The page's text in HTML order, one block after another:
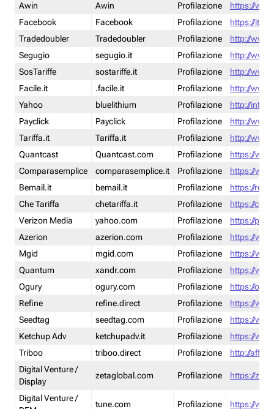
Awin
Awin Profilazione
https://
Facebook
Facebook Profilazione
https://it-
Tradedoubler
Tradedoubler Profilazione
http://
Segugio
segugio.it Profilazione
http://
SosTariffe
sostariffe.it Profilazione
http://
Facile.it
.facile.it Profilazione
http://
Yahoo
bluelithium Profilazione
http://
Payclick
Payclick Profilazione
http://
Tariffa.it
Tariffa.it Profilazione
http://
Quantcast
Quantcast.com Profilazione
https://
Comparasemplice
comparasemplice.it Profilazione
https://
Bemail.it
bemail.it Profilazione
https://
Che Tariffa
chetariffa.it Profilazione
https://
Verizon Media
yahoo.com Profilazione
https://
Azerion
azerion.com Profilazione
https://
Mgid
mgid.com Profilazione
https://
Quantum
xandr.com Profilazione
https://
Ogury
ogury.com Profilazione
https://
Refine
refine.direct Profilazione
https://
Seedtag
seedtag.com Profilazione
https://
Ketchup Adv
ketchupadv.it Profilazione
https://
Triboo
triboo.direct Profilazione
http://
Digital Venture /
Display
zetaglobal.com Profilazione https://
Digital Venture /
tune.com Profilazione https://